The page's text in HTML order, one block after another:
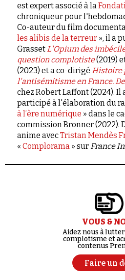
est expert associé à la
chroniqueur pour
Co-auteur du film
les alibis de la terreur », il a
Grasset L'Opium des
question complotiste(2019)
(2023) et a co-dirigé Histoire
l'antisémitisme en France. De
chez Robert Laffont (2024). Il
participé à l'élaboration du
à l’ère numérique » dans le
commission Bronner (2022).
anime avecTristan Mendès
« Complorama » sur France
VOUS &
Aidez nous à
complotisme et
contenus
Faire un